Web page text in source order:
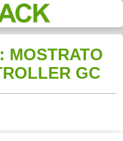
MOSTRATO
GC